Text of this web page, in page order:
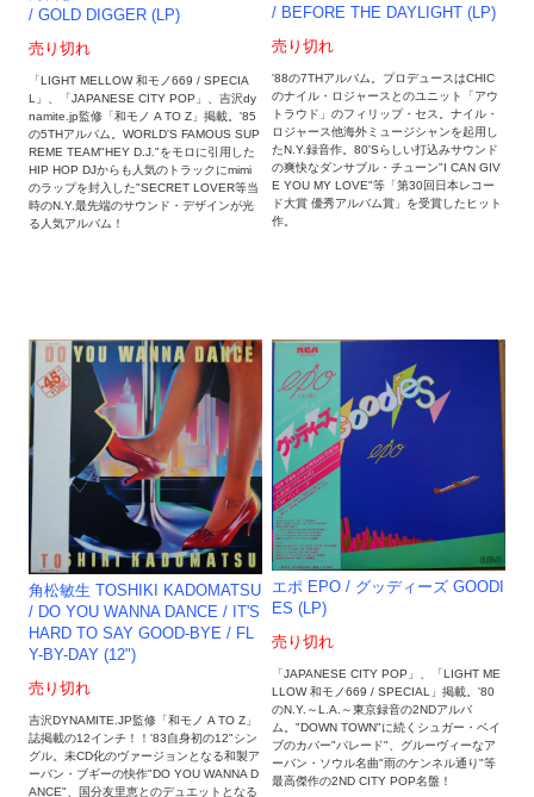
/ GOLD DIGGER (LP)
売り切れ
「LIGHT MELLOW 和モノ669 / SPECIA
L」、「JAPANESE CITY POP」、吉沢dy
namite.jp監修「和モノ A TO Z」掲載。'85
の5THアルバム。WORLD'S FAMOUS SUP
REME TEAM"HEY D.J."をモロに引用した
HIP HOP DJからも人気のトラックにmimi
のラップを封入した"SECRET LOVER等当
時のN.Y.最先端のサウンド・デザインが光
る人気アルバム！
/ BEFORE THE DAYLIGHT (LP)
売り切れ
'88の7THアルバム。プロデュースはCHIC
のナイル・ロジャースとのユニット「アウ
トラウド」のフィリップ・セス。ナイル・
ロジャース他海外ミュージシャンを起用し
たN.Y.録音作。80'Sらしい打込みサウンド
の爽快なダンサブル・チューン"I CAN GIV
E YOU MY LOVE"等「第30回日本レコー
ド大賞 優秀アルバム賞」を受賞したヒット
作。
角松敏生 TOSHIKI KADOMATSU
/ DO YOU WANNA DANCE / IT'S
HARD TO SAY GOOD-BYE / FL
Y-BY-DAY (12")
売り切れ
吉沢DYNAMITE.JP監修「和モノ A TO Z」
誌掲載の12インチ！！'83自身初の12"シン
グル。未CD化のヴァージョンとなる和製ア
ーバン・ブギーの快作"DO YOU WANNA D
ANCE"、国分友里恵とのデュエットとなる
エポ EPO / グッディーズ GOODI
ES (LP)
売り切れ
「JAPANESE CITY POP」、「LIGHT ME
LLOW 和モノ669 / SPECIAL」掲載。'80
のN.Y.～L.A.～東京録音の2NDアルバ
ム。"DOWN TOWN"に続くシュガー・ベイ
ブのカバー"パレード"、グルーヴィーなア
ーバン・ソウル名曲"雨のケンネル通り"等
最高傑作の2ND CITY POP名盤！